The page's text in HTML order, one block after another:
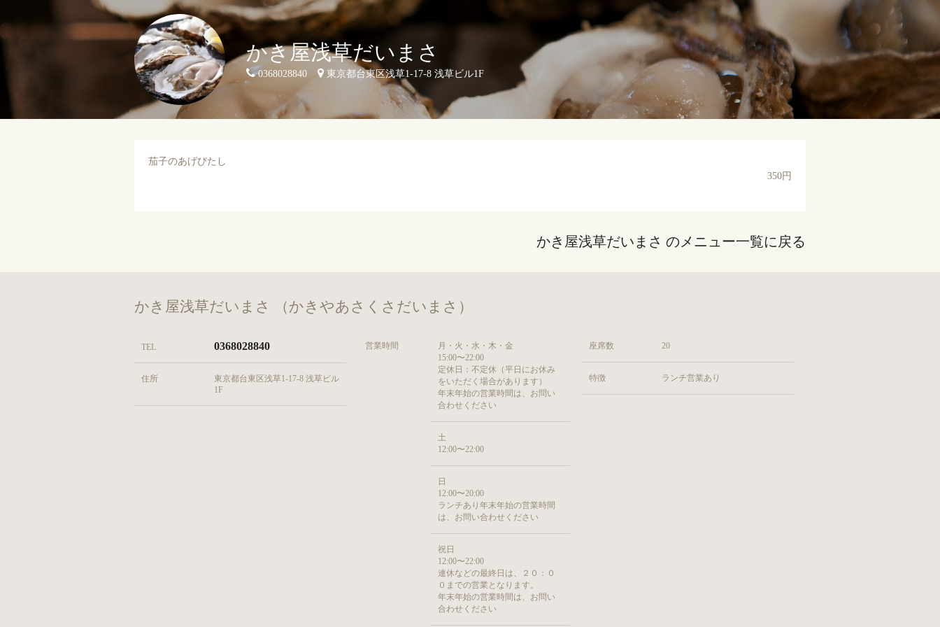
かき屋浅草だいまさ
0368028840 東京都台東区浅草1-17-8 浅草ビル1F
茄子のあげびたし
350円
かき屋浅草だいまさ のメニュー一覧に戻る
かき屋浅草だいまさ （かきやあさくさだいまさ）
TEL 0368028840
住所
東京都台東区浅草1-17-8 浅草ビル
1F
営業時間
月・火・水・木・金
15:00〜22:00
定休日：不定休（平日にお休み
をいただく場合があります）
年末年始の営業時間は、お問い
合わせください
土
12:00〜22:00
日
12:00〜20:00
ランチあり年末年始の営業時間
は、お問い合わせください
祝日
12:00〜22:00
連休などの最終日は、２０：０
０までの営業となります。
年末年始の営業時間は、お問い
合わせください
座席数 20
特徴 ランチ営業あり